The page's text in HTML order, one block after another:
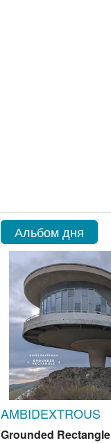
Альбом дня
AMBIDEXTROUS
Grounded Rectangle